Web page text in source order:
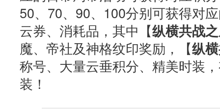
50、70、90、100分别可获得对
云券、消耗品，其中【纵横共战
魔、帝社及神格纹印奖励，【纵
称号、大量云垂积分、精美时装
装！